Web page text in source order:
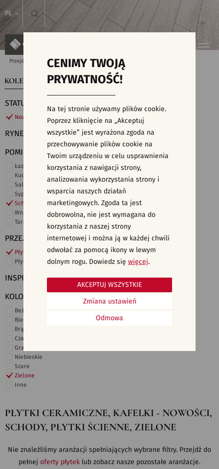
PL
Przejdź do strony głównej Kolekcje
KOLEKCJE WYSZUKIWARKA PŁYTEK
STATUS
Nowości
RYNEK
POMIESZCZENIE
Łazienka
Kuchnia
Salon i hol
Sypialnia
Schody
Wnętrza komercyjne
Taras i ogród
PRZEZNACZENIE
Płytki ścienne
Płytki podłogowe
INSPIRACJE
KOLORY
Beżowe
Białe
Brązowe
Czarne
Grafitowe
Niebieskie
Szare
Zielone
Inne
PŁYTKI CERAMICZNE, KAFELKI - NOWOŚCI,
SCHODY, PŁYTKI ŚCIENNE, ZIELONE
Nie znaleźliśmy aranżacji spełniających wybrane filtry. Przejdź do
pełnej oferty płytek lub zobacz nasze pozostałe aranżacje.
CENIMY TWOJĄ
PRYWATNOŚĆ!
Na tej stronie używamy plików cookie.
Poprzez kliknięcie na „Akceptuj
wszystkie” jest wyrażona zgoda na
przechowywanie plików cookie na
Twoim urządzeniu w celu usprawnienia
korzystania z nawigacji strony,
analizowania wykorzystania strony i
wsparcia naszych działań
marketingowych. Zgoda ta jest
dobrowolna, nie jest wymagana do
korzystania z naszej strony
internetowej i można ją w każdej chwili
odwołać za pomocą ikony w lewym
dolnym rogu. Dowiedz się więcej.
Odmowa
Zmiana ustawień
AKCEPTUJ WSZYSTKIE